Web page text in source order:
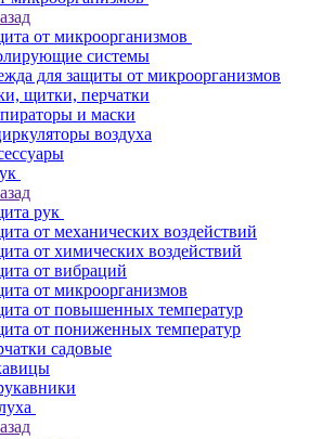
от микроорганизмов
системы
для защиты от микроорганизмов
щитки, перчатки
и маски
воздуха
рук
от механических воздействий
от химических воздействий
от вибраций
от микроорганизмов
от повышенных температур
от пониженных температур
садовые